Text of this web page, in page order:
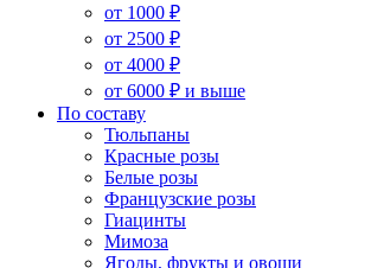
от 1000 ₽
от 2500 ₽
от 4000 ₽
от 6000 ₽ и выше
По составу
Тюльпаны
Красные розы
Белые розы
Французские розы
Гиацинты
Мимоза
Ягоды, фрукты и овощи